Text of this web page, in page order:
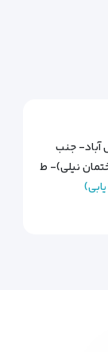
جنب
کوچه خشنودی- پ ۳۰۰(ساختمان نیلی)- ط